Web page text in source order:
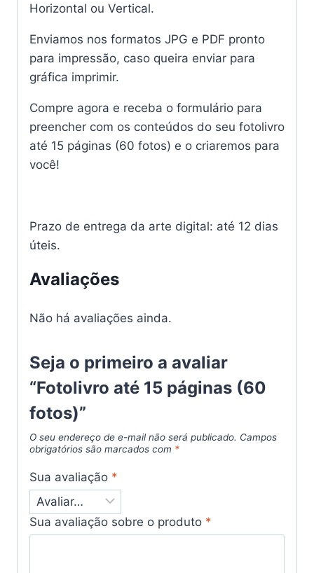
Horizontal ou Vertical.
Enviamos nos formatos JPG e PDF pronto
para impressão, caso queira enviar para
gráfica imprimir.
Compre agora e receba o formulário para
preencher com os conteúdos do seu fotolivro
até 15 páginas (60 fotos) e o criaremos para
você!
Prazo de entrega da arte digital: até 12 dias
úteis.
Avaliações
Não há avaliações ainda.
Seja o primeiro a avaliar
“Fotolivro até 15 páginas (60
fotos)”
O seu endereço de e-mail não será publicado. Campos
obrigatórios são marcados com *
Sua avaliação *
Sua avaliação sobre o produto *